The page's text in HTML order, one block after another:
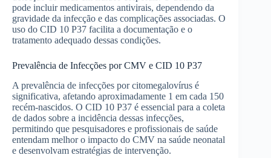
pode incluir medicamentos antivirais, dependendo da
gravidade da infecção e das complicações associadas. O
uso do CID 10 P37 facilita a documentação e o
tratamento adequado dessas condições.
Prevalência de Infecções por CMV e CID 10 P37
A prevalência de infecções por citomegalovírus é
significativa, afetando aproximadamente 1 em cada 150
recém-nascidos. O CID 10 P37 é essencial para a coleta
de dados sobre a incidência dessas infecções,
permitindo que pesquisadores e profissionais de saúde
entendam melhor o impacto do CMV na saúde neonatal
e desenvolvam estratégias de intervenção.